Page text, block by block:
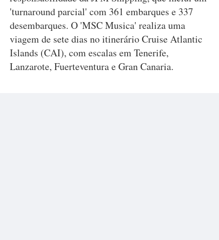
'turnaround parcial' com 361 embarques e 337
desembarques. O 'MSC Musica' realiza uma
viagem de sete dias no itinerário Cruise Atlantic
Islands (CAI), com escalas em Tenerife,
Lanzarote, Fuerteventura e Gran Canaria.